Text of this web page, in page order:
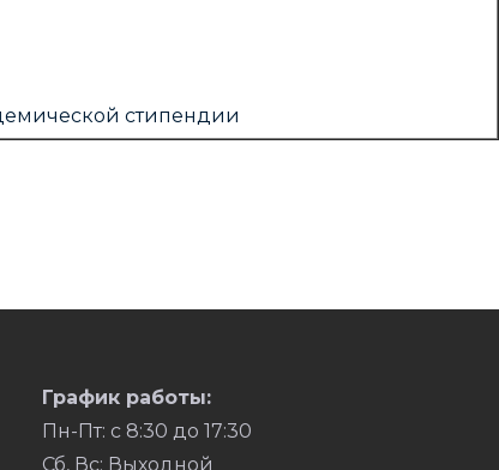
стипендии
График работы:
Пн-Пт: с 8:30 до 17:30
Сб, Вс: Выходной